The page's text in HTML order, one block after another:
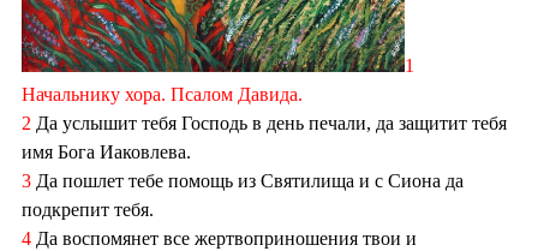
1
Начальнику хора. Псалом Давида.
2 Да услышит тебя Господь в день печали, да защитит тебя
имя Бога Иаковлева.
3 Да пошлет тебе помощь из Святилища и с Сиона да
подкрепит тебя.
4 Да воспомянет все жертвоприношения твои и